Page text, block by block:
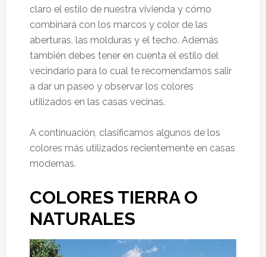
claro el estilo de nuestra vivienda y cómo
combinará con los marcos y color de las
aberturas, las molduras y el techo. Además
también debes tener en cuenta el estilo del
vecindario para lo cual te recomendamos salir
a dar un paseo y observar los colores
utilizados en las casas vecinas.
A continuación, clasificamos algunos de los
colores más utilizados recientemente en casas
modernas.
COLORES TIERRA O
NATURALES